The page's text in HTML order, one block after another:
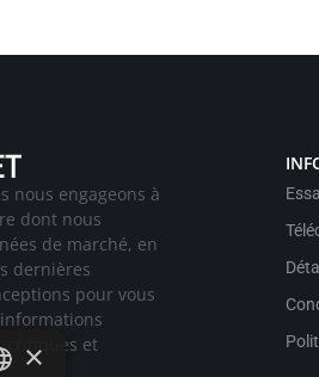
nous engageons à
dont nous
de marché, en
dernières
pour vous
critiques et
×